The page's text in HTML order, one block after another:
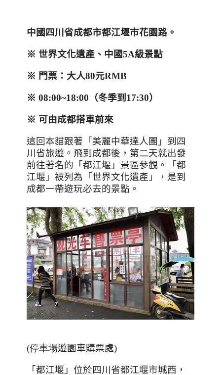
中國四川省成都市都江堰市花園路 。
※ 世界文化遺產 、中國5A級景點
※ 門票：大人80元RMB
※ 08:00~18:00 （冬季到17:30）
※ 可由成都搭車前來
這回本貓跟著「美麗中華達人團」到四
川省旅遊。飛到成都後，第二天就出發
前往著名的「都江堰」景區參觀。「都
江堰」被列為「世界文化遺產」，是到
成都一帶遊玩必去的景點。
(停車場遊園車購票處)
「都江堰」位於四川省都江堰市城西，